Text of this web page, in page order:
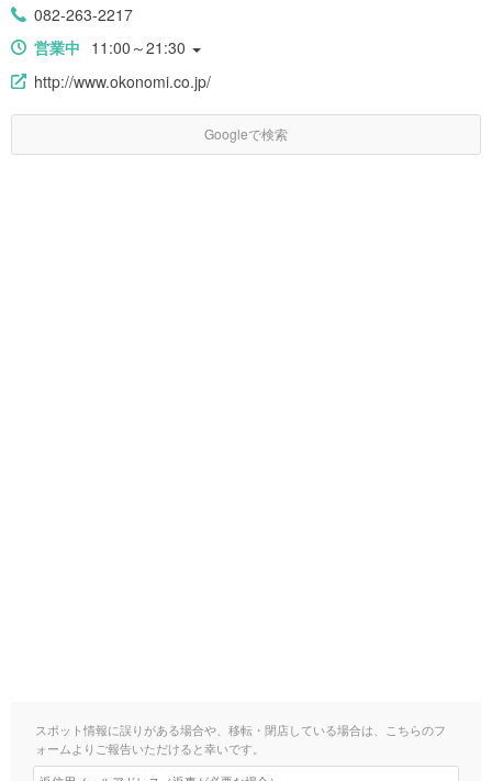
082-263-2217
営業中 11:00～21:30
http://www.okonomi.co.jp/
Googleで検索
スポット情報に誤りがある場合や、移転・閉店している場合は、こちらのフ
ォームよりご報告いただけると幸いです。